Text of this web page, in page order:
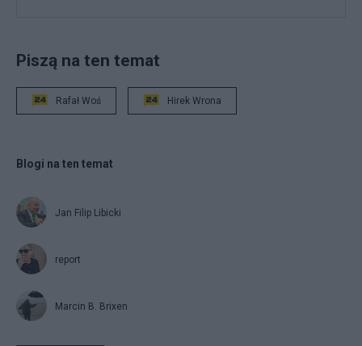
Piszą na ten temat
Rafał Woś Hirek Wrona
Blogi na ten temat
Jan Filip Libicki
report
Marcin B. Brixen